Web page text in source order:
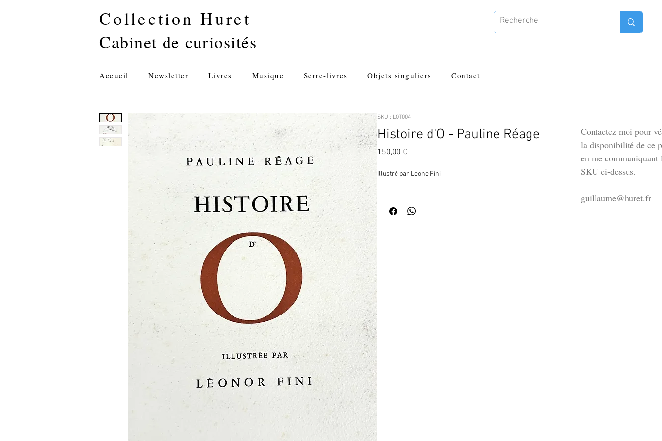
Collection Huret
Cabinet de curiosités
Accueil Newsletter Livres Musique Serre-livres Objets singuliers Contact
SKU : LOT004
Histoire d'O - Pauline Réage
150,00 €
Illustré par Leone Fini
Contactez moi pour
la disponibilité de ce
en me communiquant
SKU ci-dessus.
guillaume@huret.fr